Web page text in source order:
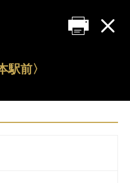
駅前〉